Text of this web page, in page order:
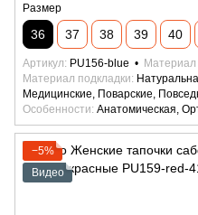
Размер
36 37 38 39 40
Артикул PU156-blue Материал
Материал подкладки
Медицинские, Поварские,
Особенности Анатомическая,
−5%
Видео